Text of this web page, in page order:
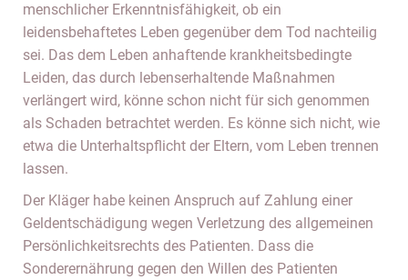
menschlicher Erkenntnisfähigkeit, ob ein
leidensbehaftetes Leben gegenüber dem Tod nachteilig
sei. Das dem Leben anhaftende krankheitsbedingte
Leiden, das durch lebenserhaltende Maßnahmen
verlängert wird, könne schon nicht für sich genommen
als Schaden betrachtet werden. Es könne sich nicht, wie
etwa die Unterhaltspflicht der Eltern, vom Leben trennen
lassen.
Der Kläger habe keinen Anspruch auf Zahlung einer
Geldentschädigung wegen Verletzung des allgemeinen
Persönlichkeitsrechts des Patienten. Dass die
Sonderernährung gegen den Willen des Patienten